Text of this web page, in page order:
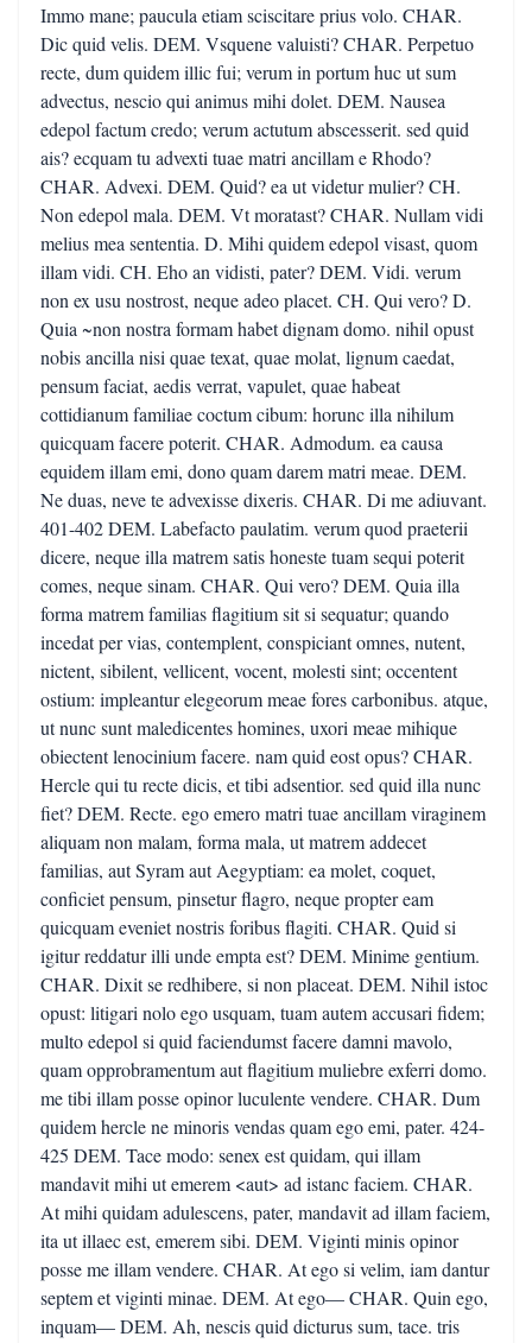
Immo mane; paucula etiam sciscitare prius volo. CHAR.
Dic quid velis. DEM. Vsquene valuisti? CHAR. Perpetuo
recte, dum quidem illic fui; verum in portum huc ut sum
advectus, nescio qui animus mihi dolet. DEM. Nausea
edepol factum credo; verum actutum abscesserit. sed quid
ais? ecquam tu advexti tuae matri ancillam e Rhodo?
CHAR. Advexi. DEM. Quid? ea ut videtur mulier? CH.
Non edepol mala. DEM. Vt moratast? CHAR. Nullam vidi
melius mea sententia. D. Mihi quidem edepol visast, quom
illam vidi. CH. Eho an vidisti, pater? DEM. Vidi. verum
non ex usu nostrost, neque adeo placet. CH. Qui vero? D.
Quia ~non nostra formam habet dignam domo. nihil opust
nobis ancilla nisi quae texat, quae molat, lignum caedat,
pensum faciat, aedis verrat, vapulet, quae habeat
cottidianum familiae coctum cibum: horunc illa nihilum
quicquam facere poterit. CHAR. Admodum. ea causa
equidem illam emi, dono quam darem matri meae. DEM.
Ne duas, neve te advexisse dixeris. CHAR. Di me adiuvant.
401-402 DEM. Labefacto paulatim. verum quod praeterii
dicere, neque illa matrem satis honeste tuam sequi poterit
comes, neque sinam. CHAR. Qui vero? DEM. Quia illa
forma matrem familias flagitium sit si sequatur; quando
incedat per vias, contemplent, conspiciant omnes, nutent,
nictent, sibilent, vellicent, vocent, molesti sint; occentent
ostium: impleantur elegeorum meae fores carbonibus. atque,
ut nunc sunt maledicentes homines, uxori meae mihique
obiectent lenocinium facere. nam quid eost opus? CHAR.
Hercle qui tu recte dicis, et tibi adsentior. sed quid illa nunc
fiet? DEM. Recte. ego emero matri tuae ancillam viraginem
aliquam non malam, forma mala, ut matrem addecet
familias, aut Syram aut Aegyptiam: ea molet, coquet,
conficiet pensum, pinsetur flagro, neque propter eam
quicquam eveniet nostris foribus flagiti. CHAR. Quid si
igitur reddatur illi unde empta est? DEM. Minime gentium.
CHAR. Dixit se redhibere, si non placeat. DEM. Nihil istoc
opust: litigari nolo ego usquam, tuam autem accusari fidem;
multo edepol si quid faciendumst facere damni mavolo,
quam opprobramentum aut flagitium muliebre exferri domo.
me tibi illam posse opinor luculente vendere. CHAR. Dum
quidem hercle ne minoris vendas quam ego emi, pater. 424-
425 DEM. Tace modo: senex est quidam, qui illam
mandavit mihi ut emerem <aut> ad istanc faciem. CHAR.
At mihi quidam adulescens, pater, mandavit ad illam faciem,
ita ut illaec est, emerem sibi. DEM. Viginti minis opinor
posse me illam vendere. CHAR. At ego si velim, iam dantur
septem et viginti minae. DEM. At ego— CHAR. Quin ego,
inquam— DEM. Ah, nescis quid dicturus sum, tace. tris